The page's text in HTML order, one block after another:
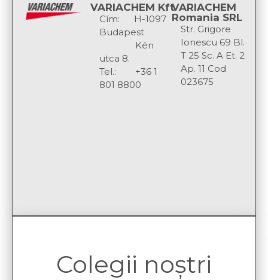
VARIACHEM Kft
Cím: H-1097
Budapest
Kén
utca 8.
Tel.: +36 1
801 8800
VARIACHEM
Romania SRL
Str. Grigore
Ionescu 69 Bl.
T 25 Sc. A Et. 2
Ap. 11 Cod
023675
Colegii noștri